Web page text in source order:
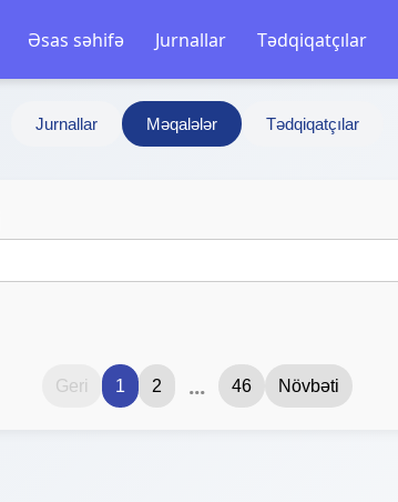
Əsas səhifə Jurnallar Tədqiqatçılar
Jurnallar Məqalələr Tədqiqatçılar
Geri 1 2 ... 46 Növbəti